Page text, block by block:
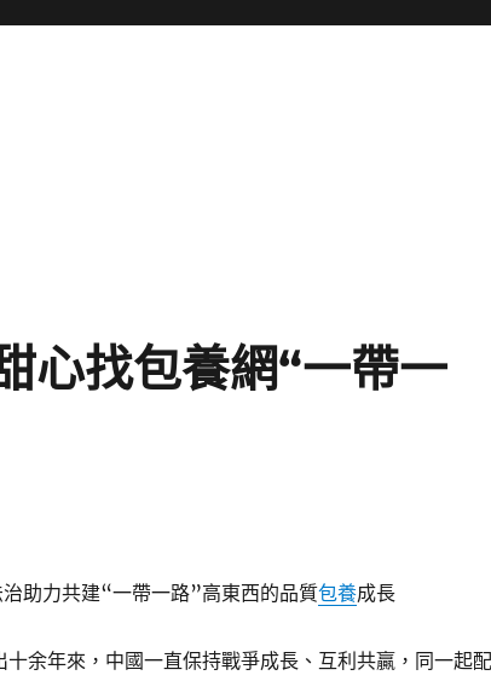
心找包養網“一帶一
助力共建“一帶一路”高東西的品質包養成長
余年來，中國一直保持戰爭成長、互利共贏，同一起配